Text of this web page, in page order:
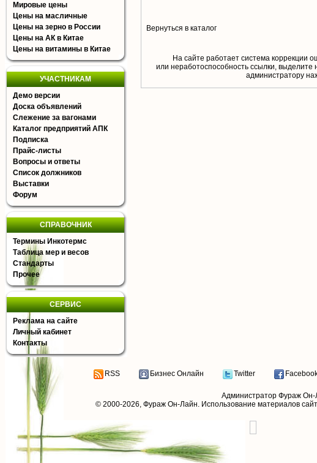
Мировые цены
Цены на масличные
Цены на зерно в России
Цены на АК в Китае
Цены на витамины в Китае
УЧАСТНИКАМ
Демо версии
Доска объявлений
Слежение за вагонами
Каталог предприятий АПК
Подписка
Прайс-листы
Вопросы и ответы
Список должников
Выставки
Форум
СПРАВОЧНИК
Термины Инкотермс
Таблица мер и весов
Стандарты
Прочее
СЕРВИС
Реклама на сайте
Личный кабинет
Контакты
Вернуться в каталог
На сайте работает система коррекции
или неработоспособность ссылки, выделите
aдминистратору
RSS Бизнес Онлайн Twitter
Администратор Фураж Он-
© 2000-2026, Фураж Он-Лайн. Использование материалов